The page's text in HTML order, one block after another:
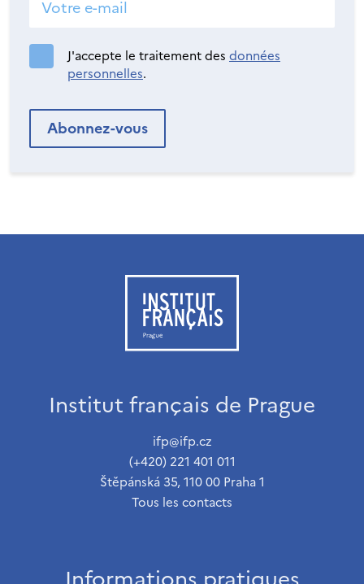
J'accepte le traitement des données
personnelles.
Institut français de Prague
ifp@ifp.cz
(+420) 221 401 011
Štěpánská 35, 110 00 Praha 1
Tous les contacts